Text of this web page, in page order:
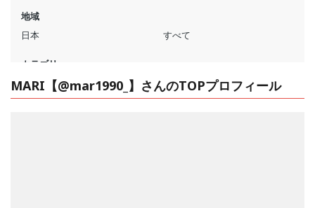
MARI【@mar1990_】さんのTOPプロフィール